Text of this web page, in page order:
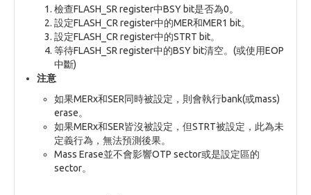
檢查FLASH_SR register中BSY bit是否為0。
設定FLASH_CR register中的MER和MER1 bit。
設定FLASH_CR register中的STRT bit。
等待FLASH_SR register中的BSY bit清空。(或使用EOP
中斷)
注意
如果MERx和SER同時被設定，則會執行bank(或mass)
erase。
如果MERx和SER皆沒被設定，但STRT被設定，此為未
定義行為，無法預測後果。
Mass Erase並不會影響OTP sector或是設定區的
sector。